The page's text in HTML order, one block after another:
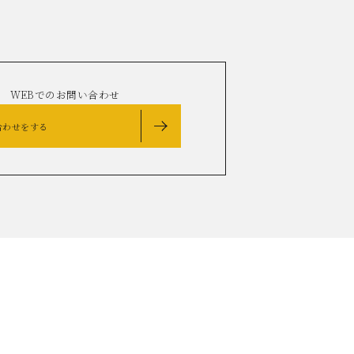
WEBでのお問い合わせ
せをする